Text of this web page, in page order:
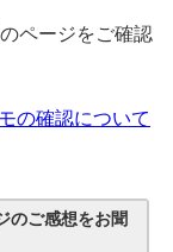
ページをご確認
の確認について
のご感想をお聞